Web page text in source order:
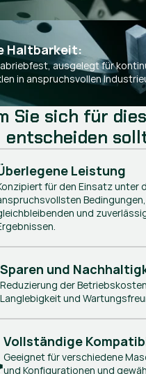
Sie sich für
entscheiden
Leistung
für den Einsatz unter
und
Sparen und
Reduzierung der
Langlebigkeit und
Vollständige
Geeignet für verschiedene
und Konfigurationen und
Haltbarkeit:
ausgelegt für
in anspruchsvollen